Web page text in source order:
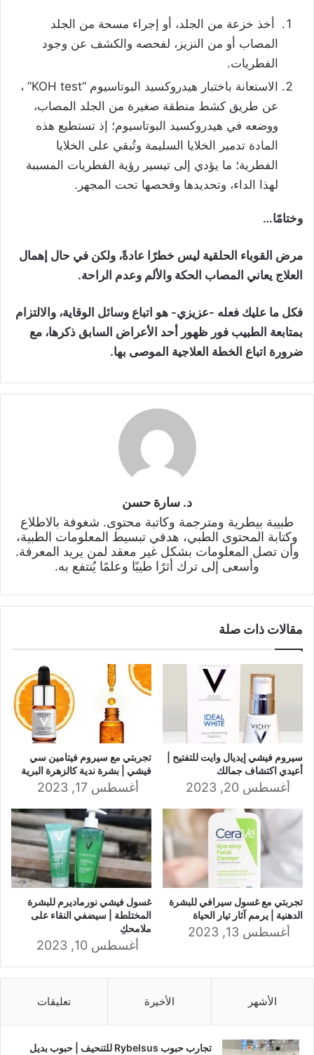
أخذ خزعة من الجلد، أو إجراء مسحة من الجلد
المصاب أو من النزيز، لفحصه والكشف عن وجود
الفطريات.
الاستعانة باختبار هيدروكسيد البوتاسيوم “KOH test” ،
عن طريق كشط منطقة صغيرة من الجلد المصاب،
ووضعه في هيدروكسيد البوتاسيوم؛ إذ تستطيع هذه
المادة تدمير الخلايا السليمة وتُبقي على الخلايا
الفطرية؛ ما يؤدي إلى تيسير رؤية الفطريات المسببة
لهذا الداء، وتحديدها وفحصها تحت المجهر.
وختامًا…
مرض القوباء الحلقية ليس خطرًا عادةً، ولكن في حال إهمال
العلاج يعاني المصاب الحكة والألم وعدم الراحة.
فكل ما عليك فعله -عزيزي- هو اتباع وسائل الوقاية، والالتزام
بمتابعة الطبيب فور ظهور أحد الأعراض السابق ذكرها، مع
ضرورة اتباع الخطة العلاجية الموصى بها.
د. سارة حسن
طبيبة بيطرية ومترجمة وكاتبة محتوى. شغوفة بالاطلاع
وكتابة المحتوى الطبي، هدفي تبسيط المعلومات الطبية،
وأن تصل المعلومات بشكل غير معقد لمن يريد المعرفة.
وأسعى إلى ترك أثرًا طيبًا وعلمًا يُنتفع به.
مقالات ذات صلة
سيروم فيشي إيديال وايت للتفتيح |
أعيدي اكتشاف جمالك
أغسطس 20, 2023
تجربتي مع سيروم فيتامين سي
فيشي | بشرة ندية كالزهرة البرية
أغسطس 17, 2023
تجربتي مع غسول سيرافي للبشرة
الدهنية | يرمم آثار تيار الحياة
أغسطس 13, 2023
غسول فيشي نورماديرم للبشرة
المختلطة | سيضفي النقاء على
ملامحكِ
أغسطس 10, 2023
الأشهر الأخيرة تعليقات
تجارب حبوب Rybelsus للتنحيف | حبوب بديل